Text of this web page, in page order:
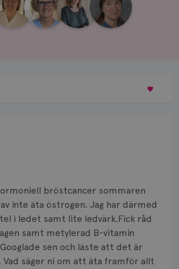
Jeanette
Bäcklund
Maria
Edegran
Yvette
Andersson
bröstcancer sommaren
inte äta östrogen. Jag har därmed
i ledet samt lite ledvärk.Fick råd
samt metylerad B-vitamin
Googlade sen och läste att det är
Vad säger ni om att äta framför allt